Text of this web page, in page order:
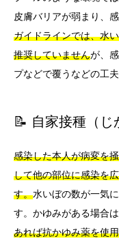
皮膚バリアが弱まり、
ガイドラインでは、水
推奨していませんが、
プなどで覆うなどの工
📝 自家接種（じ
感染した本人が病変を
して他の部位に感染を
す。水いぼの数が一気
す。かゆみがある場合
あれば抗かゆみ薬を使